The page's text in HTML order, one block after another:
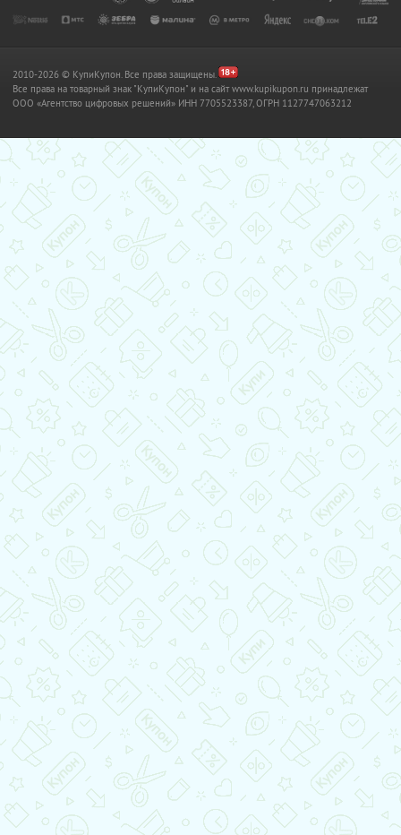
2010-2026 © КупиКупон. Все права защищены.
Все права на товарный знак "КупиКупон" и на сайт www.kupikupon.ru принадлежат
OOO «Агентство цифровых решений» ИНН 7705523387, ОГРН 1127747063212